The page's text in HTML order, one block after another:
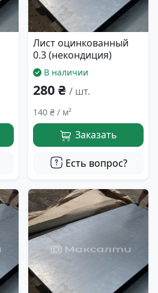
Лист оцинкованный
0.3 (некондиция)
В наличии
280 ₴ / шт.
140 ₴ / м²
Заказать
Есть вопрос?